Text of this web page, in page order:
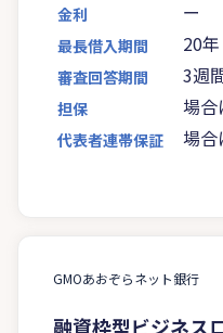
金利 ー
最長借入期間 20年
審査回答期間 3週
担保 場合
代表者連帯保証 場合
GMOあおぞらネット銀行
融資枠型ビジネ